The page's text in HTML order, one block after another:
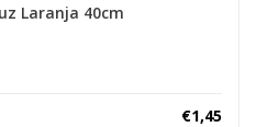
Laranja 40cm
€1,45